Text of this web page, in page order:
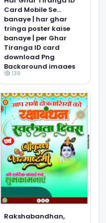
Card Mobile Se
banaye | har ghar
tringa poster kaise
banaye | per Ghar
Tiranga ID card
download Png
Background images
139
Rakshabandhan,